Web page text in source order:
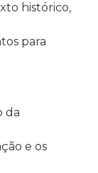
histórico,
para
da
e os